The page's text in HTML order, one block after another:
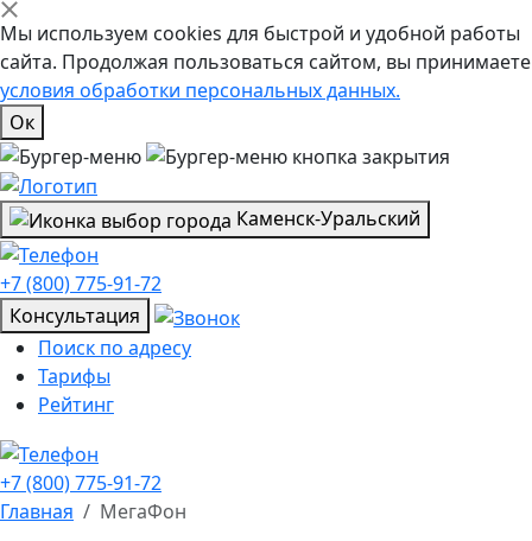
Мы используем cookies для быстрой и удобной работы
сайта. Продолжая пользоваться сайтом, вы принимаете
условия обработки персональных данных.
Ок
Каменск-Уральский
+7 (800) 775-91-72
Консультация
Поиск по адресу
Тарифы
Рейтинг
+7 (800) 775-91-72
Главная
МегаФон